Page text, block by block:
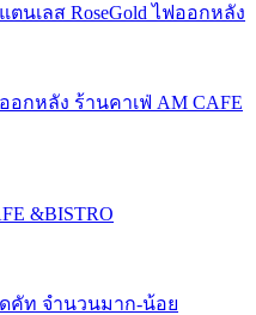
นเลส RoseGold ไฟออกหลัง
อกหลัง ร้านคาเฟ่ AM CAFE
&BISTRO
คัท จำนวนมาก-น้อย